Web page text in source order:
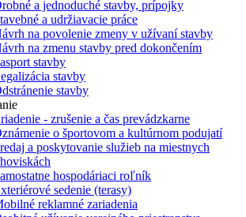
a jednoduché stavby, prípojky
a udržiavacie práce
na povolenie zmeny v užívaní stavby
na zmenu stavby pred dokončením
stavby
stavby
stavby
- zrušenie a čas prevádzkarne
o športovom a kultúrnom podujatí
a poskytovanie služieb na miestnych
hospodáriaci roľník
sedenie (terasy)
reklamné zariadenia